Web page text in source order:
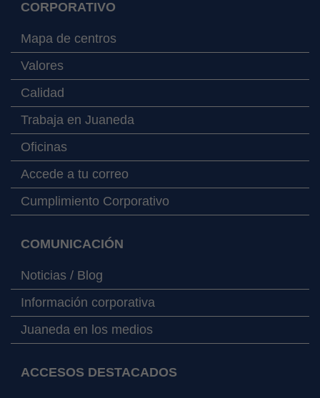
CORPORATIVO
Mapa de centros
Valores
Calidad
Trabaja en Juaneda
Oficinas
Accede a tu correo
Cumplimiento Corporativo
COMUNICACIÓN
Noticias / Blog
Información corporativa
Juaneda en los medios
ACCESOS DESTACADOS